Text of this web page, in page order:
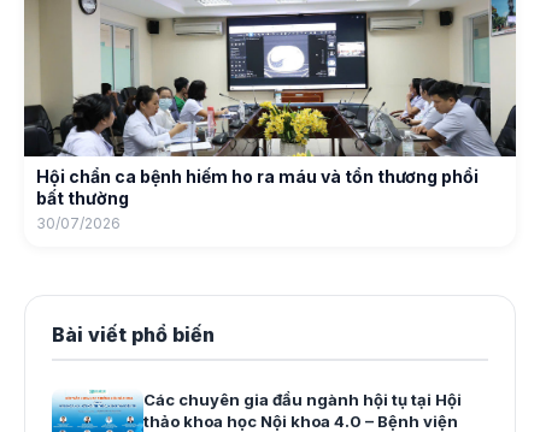
Hội chẩn ca bệnh hiếm ho ra máu và tổn thương phổi
bất thường
30/07/2026
Bài viết phổ biến
Các chuyên gia đầu ngành hội tụ tại Hội
thảo khoa học Nội khoa 4.0 – Bệnh viện